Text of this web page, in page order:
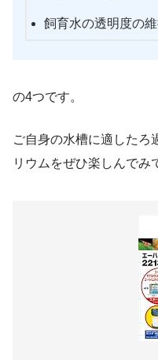
飼育水の透明度の
の4つです。
ご自身の水槽に適したろ
リウムをぜひ楽しんでみ